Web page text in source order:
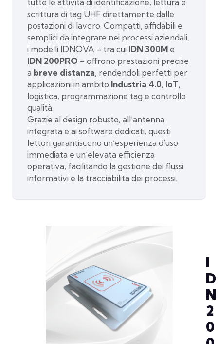
tutte le attività di identificazione, lettura e
scrittura di tag UHF direttamente dalle
postazioni di lavoro. Compatti, affidabili e
semplici da integrare nei processi aziendali,
i modelli IDNOVA – tra cui IDN 300M e
IDN 200PRO – offrono prestazioni precise
a breve distanza, rendendoli perfetti per
applicazioni in ambito Industria 4.0, IoT,
logistica, programmazione tag e controllo
qualità.
Grazie al design robusto, all’antenna
integrata e ai software dedicati, questi
lettori garantiscono un’esperienza d’uso
immediata e un’elevata efficienza
operativa, facilitando la gestione dei flussi
informativi e la tracciabilità dei processi.
I
D
N
2
0